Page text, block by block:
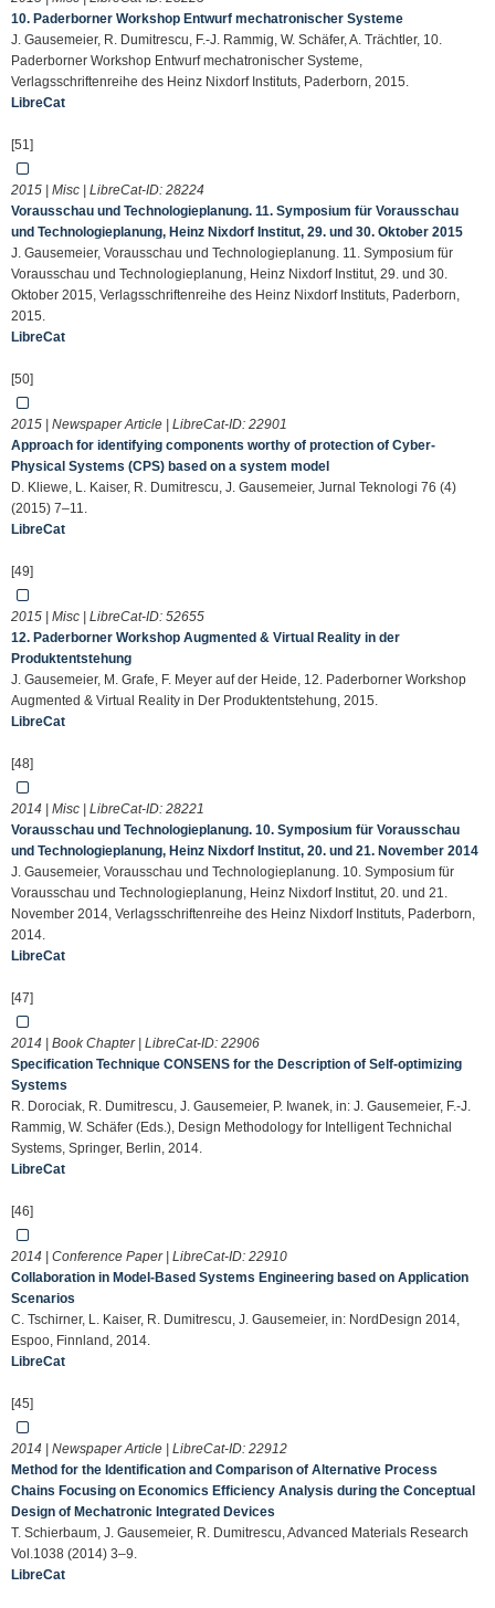
10. Paderborner Workshop Entwurf mechatronischer Systeme
J. Gausemeier, R. Dumitrescu, F.-J. Rammig, W. Schäfer, A. Trächtler, 10.
Paderborner Workshop Entwurf mechatronischer Systeme,
Verlagsschriftenreihe des Heinz Nixdorf Instituts, Paderborn, 2015.
LibreCat
[51]
2015 | Misc | LibreCat-ID: 28224
Vorausschau und Technologieplanung. 11. Symposium für Vorausschau
und Technologieplanung, Heinz Nixdorf Institut, 29. und 30. Oktober 2015
J. Gausemeier, Vorausschau und Technologieplanung. 11. Symposium für
Vorausschau und Technologieplanung, Heinz Nixdorf Institut, 29. und 30.
Oktober 2015, Verlagsschriftenreihe des Heinz Nixdorf Instituts, Paderborn,
2015.
LibreCat
[50]
2015 | Newspaper Article | LibreCat-ID: 22901
Approach for identifying components worthy of protection of Cyber-
Physical Systems (CPS) based on a system model
D. Kliewe, L. Kaiser, R. Dumitrescu, J. Gausemeier, Jurnal Teknologi 76 (4)
(2015) 7–11.
LibreCat
[49]
2015 | Misc | LibreCat-ID: 52655
12. Paderborner Workshop Augmented & Virtual Reality in der
Produktentstehung
J. Gausemeier, M. Grafe, F. Meyer auf der Heide, 12. Paderborner Workshop
Augmented & Virtual Reality in Der Produktentstehung, 2015.
LibreCat
[48]
2014 | Misc | LibreCat-ID: 28221
Vorausschau und Technologieplanung. 10. Symposium für Vorausschau
und Technologieplanung, Heinz Nixdorf Institut, 20. und 21. November 2014
J. Gausemeier, Vorausschau und Technologieplanung. 10. Symposium für
Vorausschau und Technologieplanung, Heinz Nixdorf Institut, 20. und 21.
November 2014, Verlagsschriftenreihe des Heinz Nixdorf Instituts, Paderborn,
2014.
LibreCat
[47]
2014 | Book Chapter | LibreCat-ID: 22906
Specification Technique CONSENS for the Description of Self-optimizing
Systems
R. Dorociak, R. Dumitrescu, J. Gausemeier, P. Iwanek, in: J. Gausemeier, F.-J.
Rammig, W. Schäfer (Eds.), Design Methodology for Intelligent Technichal
Systems, Springer, Berlin, 2014.
LibreCat
[46]
2014 | Conference Paper | LibreCat-ID: 22910
Collaboration in Model-Based Systems Engineering based on Application
Scenarios
C. Tschirner, L. Kaiser, R. Dumitrescu, J. Gausemeier, in: NordDesign 2014,
Espoo, Finnland, 2014.
LibreCat
[45]
2014 | Newspaper Article | LibreCat-ID: 22912
Method for the Identification and Comparison of Alternative Process
Chains Focusing on Economics Efficiency Analysis during the Conceptual
Design of Mechatronic Integrated Devices
T. Schierbaum, J. Gausemeier, R. Dumitrescu, Advanced Materials Research
Vol.1038 (2014) 3–9.
LibreCat